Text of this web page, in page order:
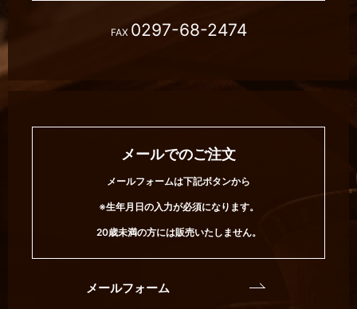
FAX 0297-68-2474
メールでのご注文
メールフォームは下記ボタンから
※生年月日の入力が必須になります。
20歳未満の方には販売いたしません。
メールフォーム